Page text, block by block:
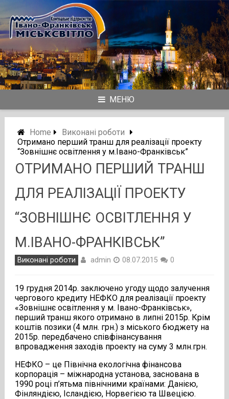
to
content
МЕНЮ
Home
Виконані роботи
Отримано перший транш для реалізації проекту
“Зовнішнє освітлення у м.Івано-Франківськ”
ОТРИМАНО ПЕРШИЙ ТРАНШ
ДЛЯ РЕАЛІЗАЦІЇ ПРОЕКТУ
“ЗОВНІШНЄ ОСВІТЛЕННЯ У
М.ІВАНО-ФРАНКІВСЬК”
Виконані роботи admin 08.07.2015 0
19 грудня 2014р. заключено угоду щодо залучення
чергового кредиту НЕФКО для реалізації проекту
«Зовнішнє освітлення у м. Івано-Франківськ»,
перший транш якого отримано в липні 2015р. Крім
коштів позики (4 млн. грн.) з міського бюджету на
2015р. передбачено співфінансування
впровадження заходів проекту на суму 3 млн.грн.
НЕФКО – це Північна екологічна фінансова
корпорація – міжнародна установа, заснована в
1990 році п’ятьма північними країнами: Данією,
Фінляндією, Ісландією, Норвегією та Швецією.